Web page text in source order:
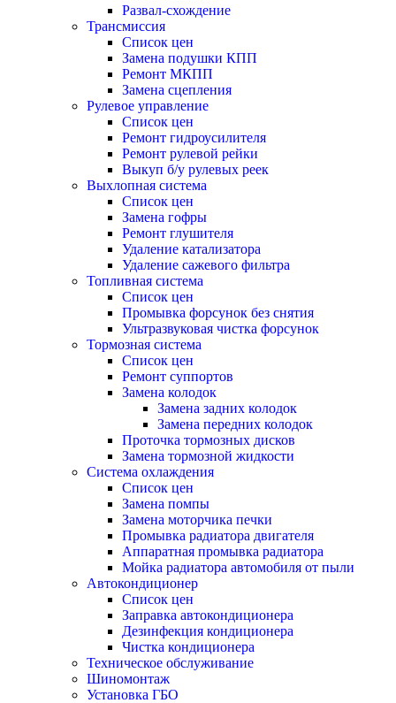
Развал-схождение
Трансмиссия
Список цен
Замена подушки КПП
Ремонт МКПП
Замена сцепления
Рулевое управление
Список цен
Ремонт гидроусилителя
Ремонт рулевой рейки
Выкуп б/у рулевых реек
Выхлопная система
Список цен
Замена гофры
Ремонт глушителя
Удаление катализатора
Удаление сажевого фильтра
Топливная система
Список цен
Промывка форсунок без снятия
Ультразвуковая чистка форсунок
Тормозная система
Список цен
Ремонт суппортов
Замена колодок
Замена задних колодок
Замена передних колодок
Проточка тормозных дисков
Замена тормозной жидкости
Система охлаждения
Список цен
Замена помпы
Замена моторчика печки
Промывка радиатора двигателя
Аппаратная промывка радиатора
Мойка радиатора автомобиля от пыли
Автокондиционер
Список цен
Заправка автокондиционера
Дезинфекция кондиционера
Чистка кондиционера
Техническое обслуживание
Шиномонтаж
Установка ГБО